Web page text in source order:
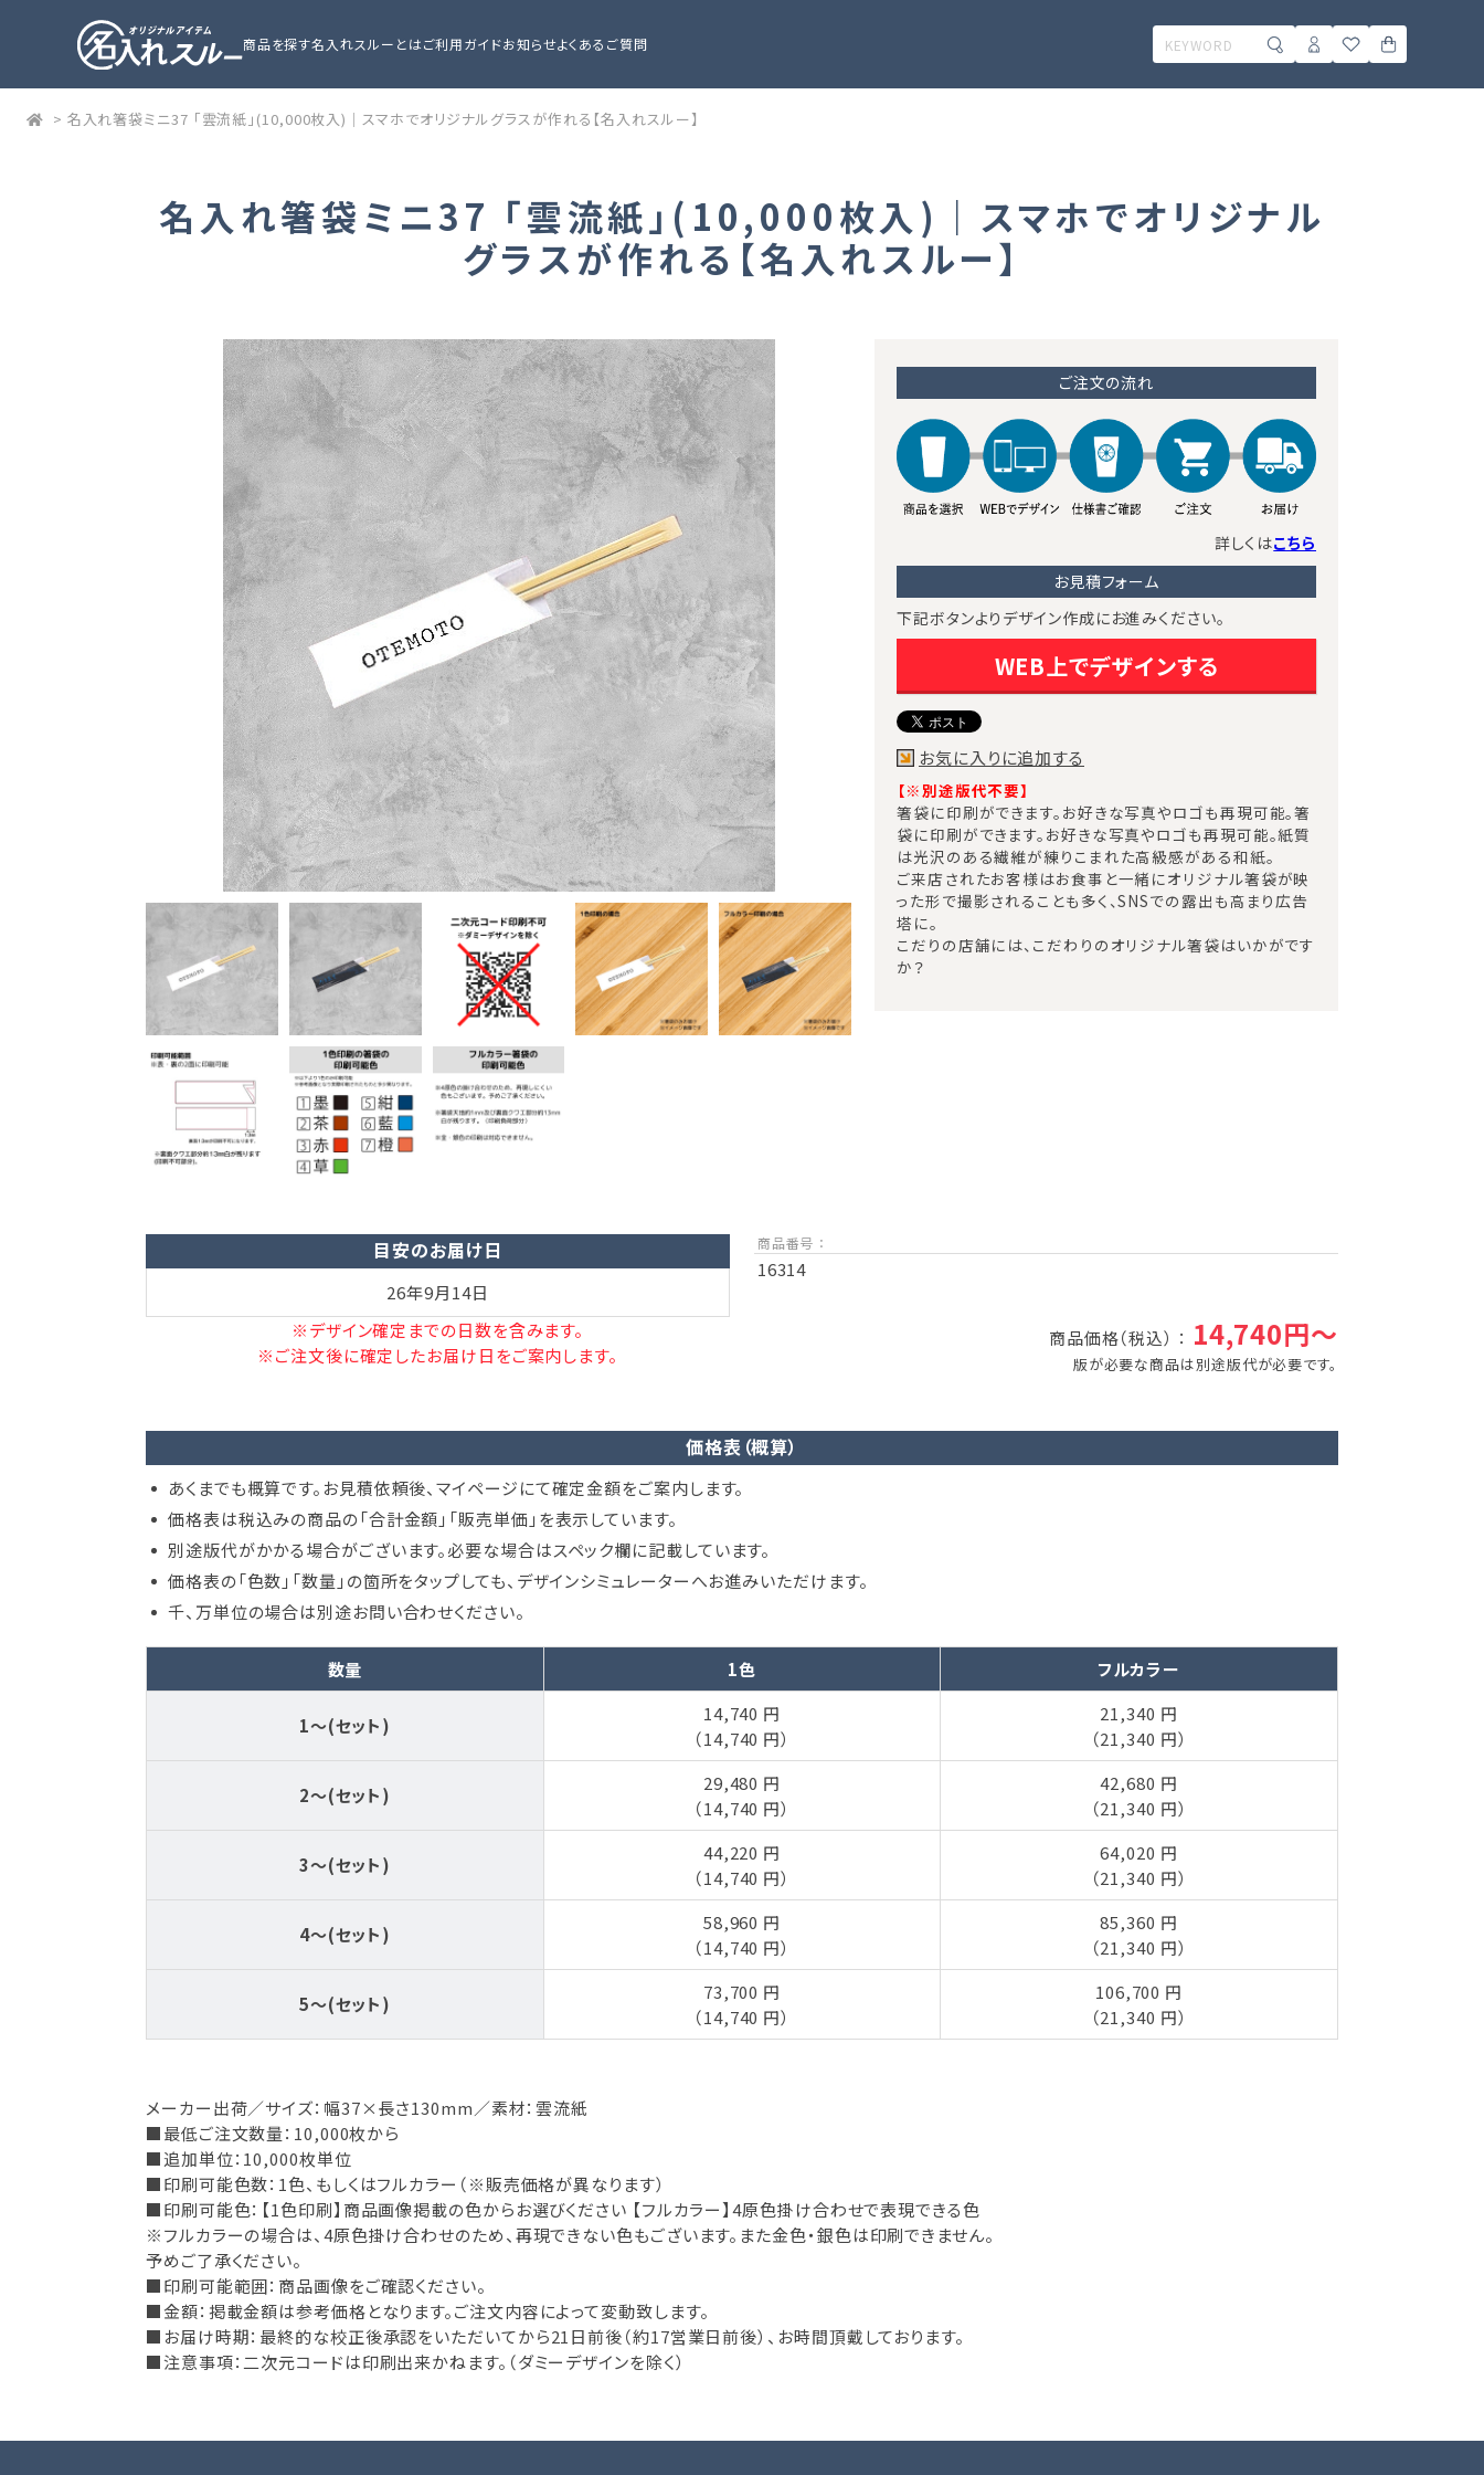
商品を探す名入れスルーとはご利用ガイドお知らせよくあるご質問
> 名入れ箸袋ミニ37 「雲流紙」(10,000枚入)｜スマホでオリジナルグラスが作れる【名入れスルー】
名入れ箸袋ミニ37 「雲流紙」(10,000枚入)｜スマホでオリジナル
グラスが作れる【名入れスルー】
ご注文の流れ
詳しくはこちら
お見積フォーム
下記ボタンよりデザイン作成にお進みください。
WEB上でデザインする
お気に入りに追加する
【※別途版代不要】​
箸袋に印刷ができます。お好きな写真やロゴも再現可能。箸
袋に印刷ができます。お好きな写真やロゴも再現可能。紙質
は光沢のある繊維が練りこまれた高級感がある和紙。
ご来店されたお客様はお食事と一緒にオリジナル箸袋が映
った形で撮影されることも多く、SNSでの露出も高まり広告
塔に。
こだりの店舗には、こだわりのオリジナル箸袋はいかがです
か？
目安のお届け日
26年9月14日
※デザイン確定までの日数を含みます。
※ご注文後に確定したお届け日をご案内します。
商品番号 ：
16314
商品価格（税込） ： 14,740円～
版が必要な商品は別途版代が必要です。
価格表（概算）
あくまでも概算です。お見積依頼後、マイページにて確定金額をご案内します。
価格表は税込みの商品の「合計金額」「販売単価」を表示しています。
別途版代がかかる場合がございます。必要な場合はスペック欄に記載しています。
価格表の「色数」「数量」の箇所をタップしても、デザインシミュレーターへお進みいただけます。
千、万単位の場合は別途お問い合わせください。
数量 1色 フルカラー
1～(セット)
14,740 円
（14,740 円）
21,340 円
（21,340 円）
2～(セット)
29,480 円
（14,740 円）
42,680 円
（21,340 円）
3～(セット)
44,220 円
（14,740 円）
64,020 円
（21,340 円）
4～(セット)
58,960 円
（14,740 円）
85,360 円
（21,340 円）
5～(セット)
73,700 円
（14,740 円）
106,700 円
（21,340 円）
メーカー出荷／サイズ：幅37×長さ130mm／素材：雲流紙
■最低ご注文数量：10,000枚から
■追加単位：10,000枚単位
■印刷可能色数：1色、もしくはフルカラー（※販売価格が異なります）
■印刷可能色：【1色印刷】商品画像掲載の色からお選びください 【フルカラー】4原色掛け合わせで表現できる色
※フルカラーの場合は、4原色掛け合わせのため、再現できない色もございます。また金色・銀色は印刷できません。
予めご了承ください。
■印刷可能範囲：商品画像をご確認ください。
■金額：掲載金額は参考価格となります。ご注文内容によって変動致します。
■お届け時期：最終的な校正後承認をいただいてから21日前後（約17営業日前後）、お時間頂戴しております。
■注意事項：二次元コードは印刷出来かねます。（ダミーデザインを除く）